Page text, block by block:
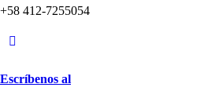
+58 412-7255054
Escríbenos al